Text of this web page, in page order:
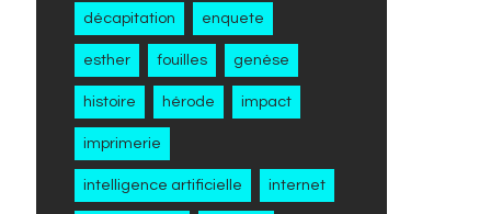
décapitation enquete
esther fouilles genèse
histoire hérode impact
imprimerie
intelligence artificielle internet